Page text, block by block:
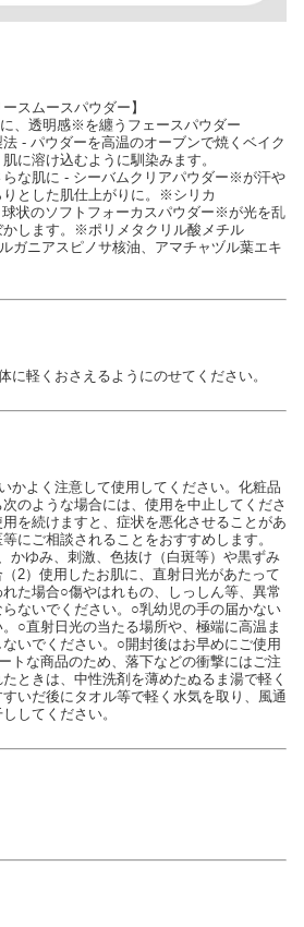
スムースパウダー】
、透明感※を纏うフェースパウダー
- パウダーを高温のオーブンで焼くベイク
に溶け込むように馴染みます。
な肌に - シーバムクリアパウダー※が汗や
とした肌仕上がりに。※シリカ
状のソフトフォーカスパウダー※が光を乱
かします。※ポリメタクリル酸メチル
ガニアスピノサ核油、アマチャヅル葉エキ
に軽くおさえるようにのせてください。
かよく注意して使用してください。化粧品
のような場合には、使用を中止してくださ
を続けますと、症状を悪化させることがあ
にご相談されることをおすすめします。
かゆみ、刺激、色抜け（白斑等）や黒ずみ
2）使用したお肌に、直射日光があたって
た場合○傷やはれもの、しっしん等、異常
ないでください。○乳幼児の手の届かない
○直射日光の当たる場所や、極端に高温ま
いでください。○開封後はお早めにご使用
トな商品のため、落下などの衝撃にはご注
ときは、中性洗剤を薄めたぬるま湯で軽く
いだ後にタオル等で軽く水気を取り、風通
してください。